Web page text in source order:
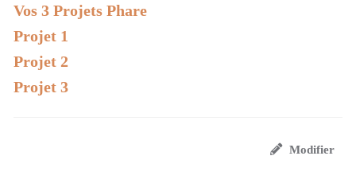
Vos 3 Projets Phare
Projet 1
Projet 2
Projet 3
Modifier